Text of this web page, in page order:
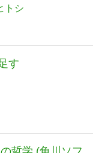
をめぐる対話
トシ
す